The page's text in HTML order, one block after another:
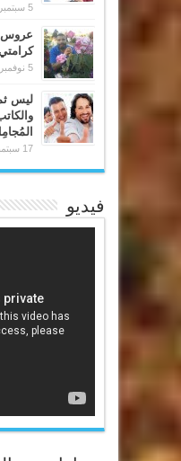
5 سبتمبر,2015
عروس
5 نوفمبر,2015
ليس
17 سبتمبر,2015
فيديو